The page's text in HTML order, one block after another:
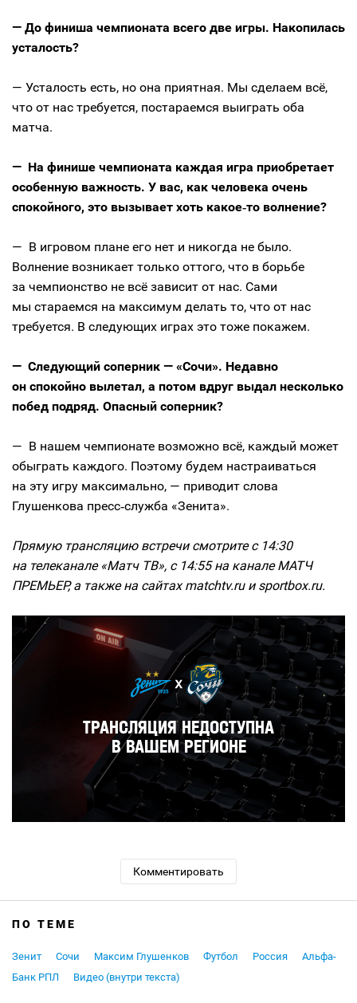
— До финиша чемпионата всего две игры. Накопилась
усталость?
— Усталость есть, но она приятная. Мы сделаем всё,
что от нас требуется, постараемся вы­играть оба
матча.
— На финише чемпионата каждая игра приобретает
особенную важность. У вас, как человека очень
спокойного, это вызывает хоть какое‑то волнение?
— В игровом плане его нет и никогда не было.
Волнение возникает только оттого, что в борьбе
за чемпионство не всё зависит от нас. Сами
мы стараемся на максимум делать то, что от нас
требуется. В следующих играх это тоже покажем.
— Следующий соперник — ​«Сочи». Недавно
он спокойно вылетал, а потом вдруг выдал несколько
побед подряд. Опасный соперник?
— В нашем чемпионате возможно всё, каждый может
обыграть каждого. Поэтому будем настраиваться
на эту игру максимально, — приводит слова
Глушенкова пресс‑служба «Зенита».
Прямую трансляцию встречи смотрите с 14:30
на телеканале «Матч ТВ», с 14:55 на канале МАТЧ
ПРЕМЬЕР, а также на сайтах matchtv.ru и sportbox.ru.
Комментировать
ПО ТЕМЕ
Зенит Сочи Максим Глушенков Футбол Россия
Альфа-
Банк РПЛ
Видео (внутри текста)